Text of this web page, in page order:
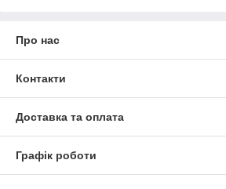
Про нас
Контакти
Доставка та оплата
Графік роботи